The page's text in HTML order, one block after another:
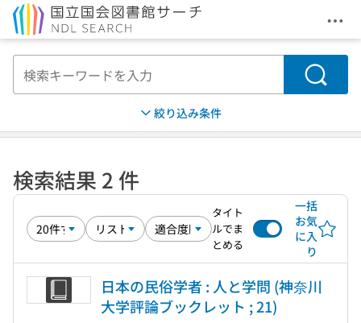
メ
検索
絞り込み条件
検索結果 2 件
タイト
ルでま
とめる
一括
お気
に入
り
日本の民俗学者 : 人と学問 (神奈川
大学評論ブックレット ; 21)